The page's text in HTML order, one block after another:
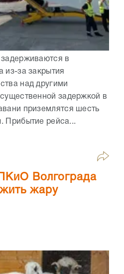
в
из-за закрытия
над другими
задержкой в
приземлятся шесть
Прибытие рейса...
Волгограда
жару